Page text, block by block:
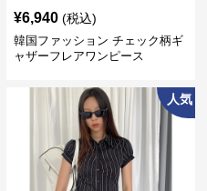
¥6,940 (税込)
韓国ファッション チェック柄ギ
ャザーフレアワンピース
人気